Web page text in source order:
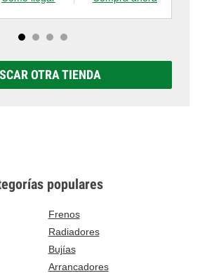
OTRA TIENDA
populares
Frenos
Radiadores
Bujías
Arrancadores